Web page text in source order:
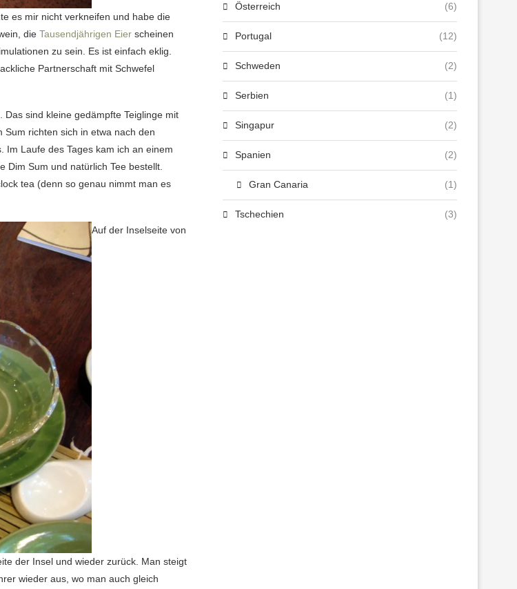
es mir nicht verkneifen und habe die
die Tausendjährigen Eier scheinen
zu sein. Es ist einfach eklig.
Partnerschaft mit Schwefel
sind kleine gedämpfte Teiglinge mit
Sum richten sich in etwa nach den
Im Laufe des Tages kam ich an einem
Dim Sum und natürlich Tee bestellt.
tea (denn so genau nimmt man es
Auf der Inselseite von
der Insel und wieder zurück. Man steigt
wieder aus, wo man auch gleich
Österreich (6)
Portugal (12)
Schweden (2)
Serbien (1)
Singapur (2)
Spanien (2)
Gran Canaria (1)
Tschechien (3)